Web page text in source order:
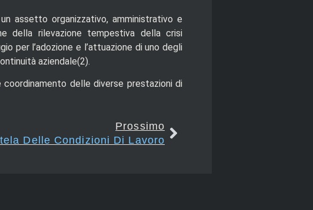
assetto organizzativo, amministrativo e
della rilevazione tempestiva della crisi
per l’adozione e l’attuazione di uno degli
aziendale(2).
delle diverse prestazioni di
Prossimo
Delle Condizioni Di Lavoro